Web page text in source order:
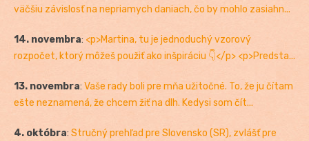
väčšiu závislosť na nepriamych daniach, čo by mohlo zasiahn...
14. novembra: <p>Martina, tu je jednoduchý vzorový
rozpočet, ktorý môžeš použiť ako inšpiráciu 👇</p> <p>Predsta...
13. novembra: Vaše rady boli pre mňa užitočné. To, že ju čítam
ešte neznamená, že chcem žiť na dlh. Kedysi som čít...
4. októbra: Stručný prehľad pre Slovensko (SR), zvlášť pre